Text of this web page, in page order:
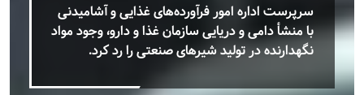
سرپرست اداره امور فرآورده‌های غذایی و آشامیدنی
با منشأ دامی و دریایی سازمان غذا و دارو، وجود مواد
نگهدارنده در تولید شیرهای صنعتی را رد کرد.